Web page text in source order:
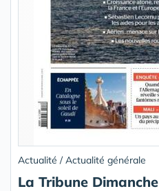
Actualité / Actualité générale
La Tribune Dimanche